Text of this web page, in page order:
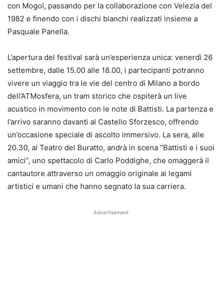
con Mogol, passando per la collaborazione con Velezia del
1982 e finendo con i dischi bianchi realizzati insieme a
Pasquale Panella.
L’apertura del festival sarà un’esperienza unica: venerdì 26
settembre, dalle 15.00 alle 18.00, i partecipanti potranno
vivere un viaggio tra le vie del centro di Milano a bordo
dell’ATMosfera, un tram storico che ospiterà un live
acustico in movimento con le note di Battisti. La partenza e
l’arrivo saranno davanti al Castello Sforzesco, offrendo
un’occasione speciale di ascolto immersivo. La sera, alle
20.30, al Teatro del Buratto, andrà in scena “Battisti e i suoi
amici”, uno spettacolo di Carlo Poddighe, che omaggerà il
cantautore attraverso un omaggio originale ai legami
artistici e umani che hanno segnato la sua carriera.
Advertisement